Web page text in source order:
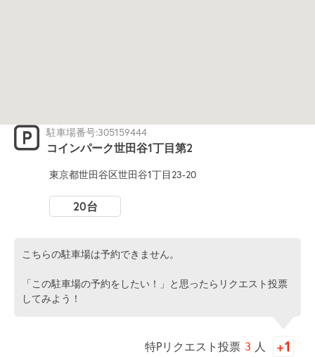
駐車場番号:305159444
コインパーク世田谷1丁目第2
東京都世田谷区世田谷1丁目23-20
20台
こちらの駐車場は予約できません。
「この駐車場の予約をしたい！」と思ったらリクエスト投票
してみよう！
特Pリクエスト投票 3 人